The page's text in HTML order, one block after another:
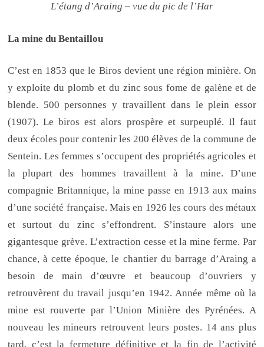
L’étang d’Araing – vue du pic de l’Har
La mine du Bentaillou
C’est en 1853 que le Biros devient une région minière. On
y exploite du plomb et du zinc sous fome de galène et de
blende. 500 personnes y travaillent dans le plein essor
(1907). Le biros est alors prospère et surpeuplé. Il faut
deux écoles pour contenir les 200 élèves de la commune de
Sentein. Les femmes s’occupent des propriétés agricoles et
la plupart des hommes travaillent à la mine. D’une
compagnie Britannique, la mine passe en 1913 aux mains
d’une société française. Mais en 1926 les cours des métaux
et surtout du zinc s’effondrent. S’instaure alors une
gigantesque grève. L’extraction cesse et la mine ferme. Par
chance, à cette époque, le chantier du barrage d’Araing a
besoin de main d’œuvre et beaucoup d’ouvriers y
retrouvèrent du travail jusqu’en 1942. Année même où la
mine est rouverte par l’Union Minière des Pyrénées. A
nouveau les mineurs retrouvent leurs postes. 14 ans plus
tard, c’est la fermeture définitive et la fin de l’activité